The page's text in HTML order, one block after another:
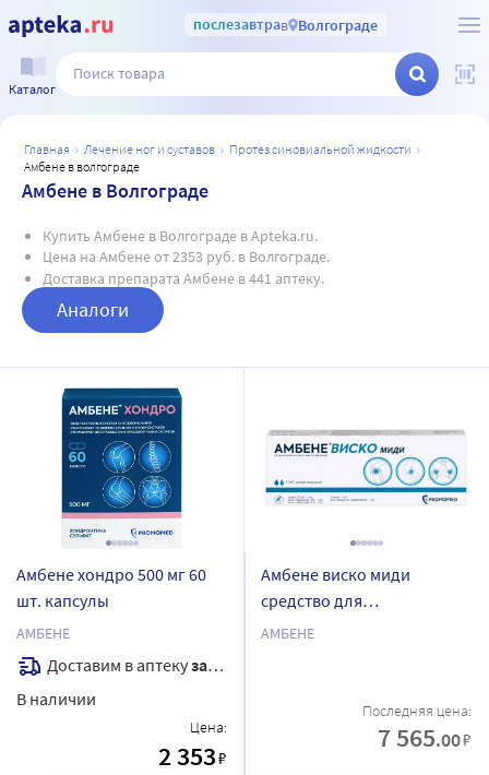
послезавтрав Волгограде
Каталог
главная лечение ног и суставов
протез синовиальной жидкости
амбене в волгограде
Амбене в Волгограде
Купить Амбене в Волгограде в Apteka.ru.
Цена на Амбене от 2353 руб. в Волгограде.
Доставка препарата Амбене в 441 аптеку.
Аналоги
Амбене хондро 500 мг 60
шт. капсулы
АМБЕНЕ
Доставим в аптекузавтра
В наличии
Цена:
2 353₽
Амбене виско миди
средство для
внутрисуставного
АМБЕНЕ
Последняя цена:
7 565.00₽